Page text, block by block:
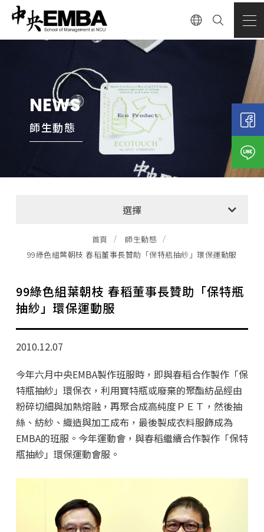
NEWS
師生動態
選擇
全部消息
EMBA招生公告
行政公告
師生動態
首頁
師生動態
99綠色組葉朝枝 春稻董事長贊助「保特瓶抽紗」環保運動服
99綠色組葉朝枝 春稻董事長贊助「保特瓶
抽紗」環保運動服
2010.12.07
今年六月中央EMBA製作班服時，即與春稻合作製作「保
特瓶抽紗」環保衣，利用寶特瓶或廢棄的聚酯紡品經由
粉碎切細與加熱熔融，再聚合成高純度ＰＥＴ，然後抽
絲、紡紗、織造與加工成布，最後製成衣料服飾成為
EMBA的班服。今年運動會，與春稻繼續合作製作「保特
瓶抽紗」環保運動會服。